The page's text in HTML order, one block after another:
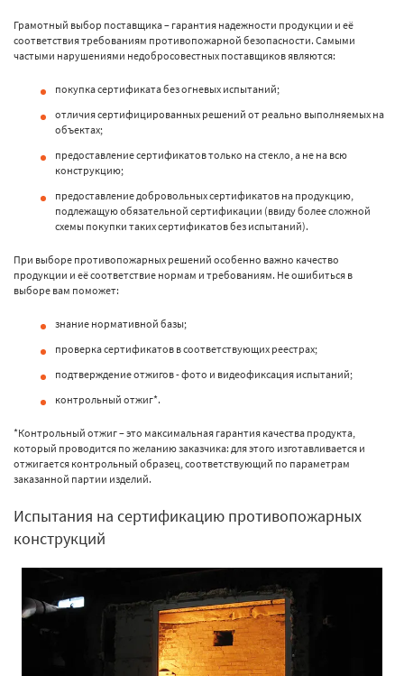
Грамотный выбор поставщика – гарантия надежности продукции и её
соответствия требованиям противопожарной безопасности. Самыми
частыми нарушениями недобросовестных поставщиков являются:
покупка сертификата без огневых испытаний;
отличия сертифицированных решений от реально выполняемых на
объектах;
предоставление сертификатов только на стекло, а не на всю
конструкцию;
предоставление добровольных сертификатов на продукцию,
подлежащую обязательной сертификации (ввиду более сложной
схемы покупки таких сертификатов без испытаний).
При выборе противопожарных решений особенно важно качество
продукции и её соответствие нормам и требованиям. Не ошибиться в
выборе вам поможет:
знание нормативной базы;
проверка сертификатов в соответствующих реестрах;
подтверждение отжигов - фото и видеофиксация испытаний;
контрольный отжиг*.
*Контрольный отжиг – это максимальная гарантия качества продукта,
который проводится по желанию заказчика: для этого изготавливается и
отжигается контрольный образец, соответствующий по параметрам
заказанной партии изделий.
Испытания на сертификацию противопожарных
конструкций